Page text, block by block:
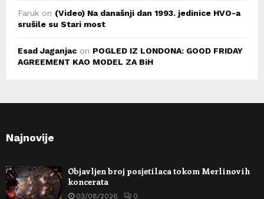
Faruk on (Video) Na današnji dan 1993. jedinice HVO-a
srušile su Stari most
Esad Jaganjac on POGLED IZ LONDONA: GOOD FRIDAY
AGREEMENT KAO MODEL ZA BiH
Najnovije
Objavljen broj posjetilaca tokom Merlinovih
koncerata
03/08/2026 0